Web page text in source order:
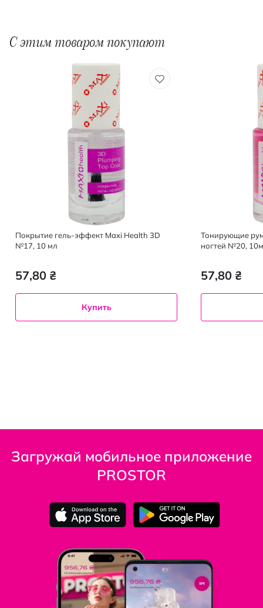
С этим товаром покупают
Покрытие гель-эффект Maxi Health 3D
№17, 10 мл
57,80 ₴
Купить
Тонирующие
ногтей №20,
57,80 ₴
Загружай мобильное приложение
PROSTOR